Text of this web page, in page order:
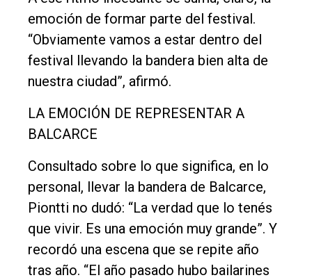
emoción de formar parte del festival.
“Obviamente vamos a estar dentro del
festival llevando la bandera bien alta de
nuestra ciudad”, afirmó.
LA EMOCIÓN DE REPRESENTAR A
BALCARCE
Consultado sobre lo que significa, en lo
personal, llevar la bandera de Balcarce,
Piontti no dudó: “La verdad que lo tenés
que vivir. Es una emoción muy grande”. Y
recordó una escena que se repite año
tras año. “El año pasado hubo bailarines